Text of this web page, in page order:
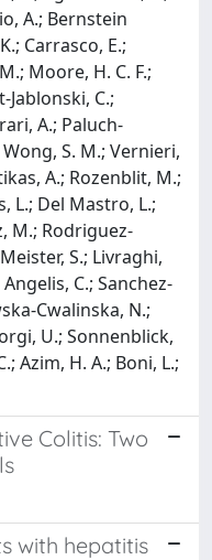
A.; Bernstein
Carrasco, E.;
Moore, H. C. F.;
Jablonski, C.;
A.; Paluch-
S. M.; Vernieri,
A.; Rozenblit, M.;
L.; Del Mastro, L.;
M.; Rodriguez-
S.; Livraghi,
C.; Sanchez-
Cwalinska, N.;
U.; Sonnenblick,
Azim, H. A.; Boni, L.;
Colitis: Two
with hepatitis